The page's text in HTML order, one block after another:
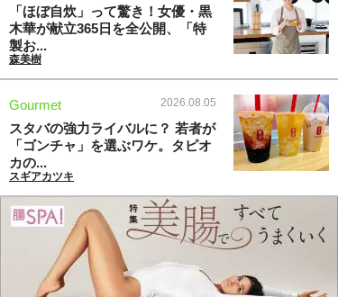
「ほぼ自炊」って驚き！女優・黒
木華が献立365日を全公開、「特
製お...
森美樹
Gourmet 2026.08.05
スタバの強力ライバルに？ 若者が
「ゴンチャ」を選ぶワケ。タピオ
カの...
スギアカツキ